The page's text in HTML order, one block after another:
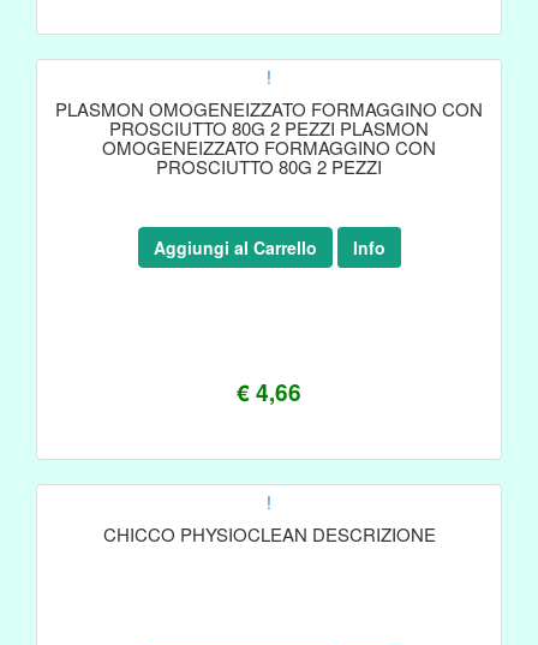
!
PLASMON OMOGENEIZZATO FORMAGGINO CON
PROSCIUTTO 80G 2 PEZZI PLASMON
OMOGENEIZZATO FORMAGGINO CON
PROSCIUTTO 80G 2 PEZZI
€ 4,66
Aggiungi al Carrello Info
!
CHICCO PHYSIOCLEAN DESCRIZIONE